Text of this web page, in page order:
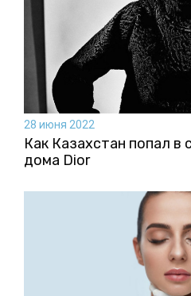
28 июня 2022
Как Казахстан попал в
дома Dior